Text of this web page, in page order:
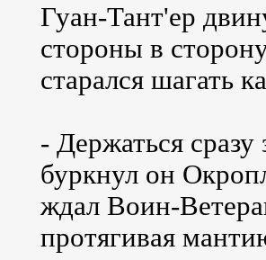
Гуан-Тант'ер
стороны в
старался шагать
- Держаться
буркнул он
ждал Воин-
протягивая